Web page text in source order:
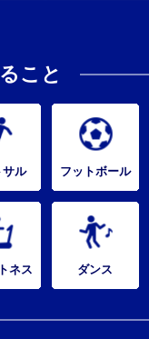
こと
サル フットボール
ネス ダンス